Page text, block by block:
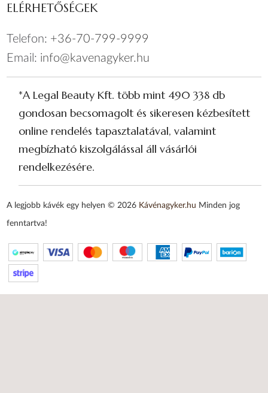
ELÉRHETŐSÉGEK
Telefon: +36-70-799-9999
Email: info@kavenagyker.hu
*A Legal Beauty Kft. több mint 490 338 db
gondosan becsomagolt és sikeresen kézbesített
online rendelés tapasztalatával, valamint
megbízható kiszolgálással áll vásárlói
rendelkezésére.
A legjobb kávék egy helyen © 2026 Kávénagyker.hu Minden jog
fenntartva!